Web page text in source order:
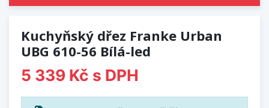
Kuchyňský dřez Franke Urban
UBG 610-56 Bílá-led
5 339 Kč s DPH